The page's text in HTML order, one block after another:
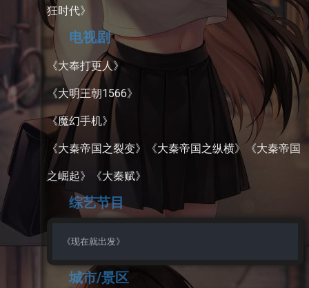
狂时代》
电视剧
《大奉打更人》
《大明王朝1566》
《魔幻手机》
《大秦帝国之裂变》《大秦帝国之纵横》《大秦帝国
之崛起》《大秦赋》
综艺节目
城市/景区